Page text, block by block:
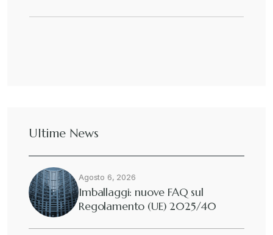
Ultime News
Agosto 6, 2026
Imballaggi: nuove FAQ sul
Regolamento (UE) 2025/40